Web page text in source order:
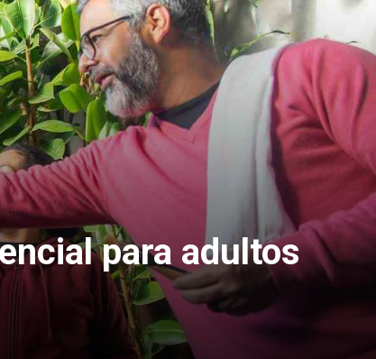
para adultos